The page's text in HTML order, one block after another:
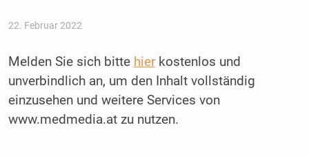
22. Februar 2022
Melden Sie sich bitte hierkostenlos und
unverbindlich an, um den Inhalt vollständig
einzusehen und weitere Services von
www.medmedia.at zu nutzen.